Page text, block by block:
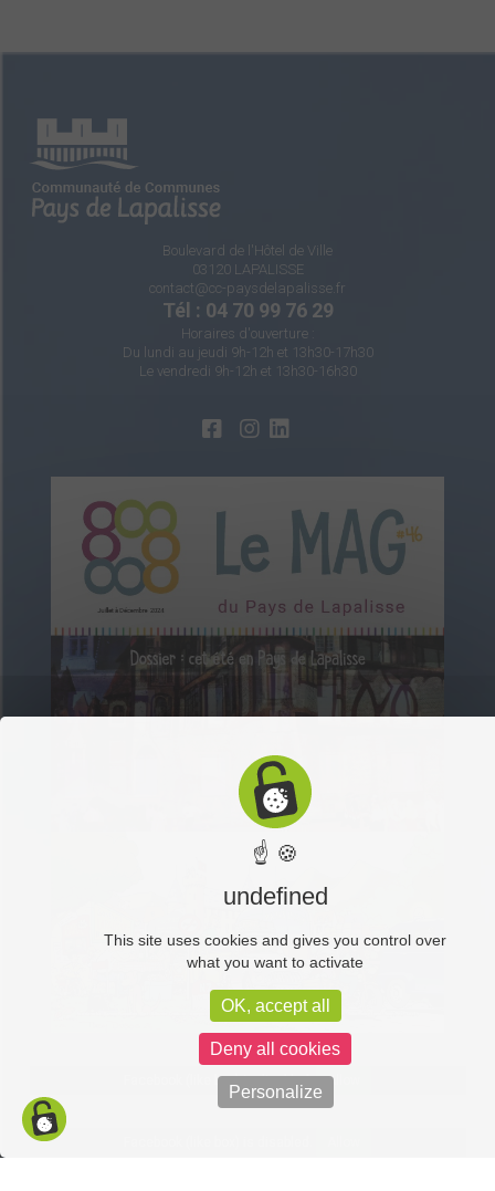
Boulevard de l'Hôtel de Ville
03120 LAPALISSE
contact@cc-paysdelapalisse.fr
Tél : 04 70 99 76 29
Horaires d'ouverture :
Du lundi au jeudi 9h-12h et 13h30-17h30
Le vendredi 9h-12h et 13h30-16h30
Facebook (like box) is disabled. Allow
☝ 🍪
undefined
This site uses cookies and gives you control over
what you want to activate
OK, accept all
Deny all cookies
Personalize